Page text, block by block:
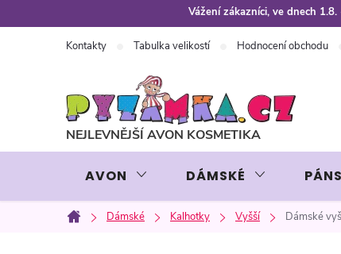
na
Vážení zákazníci, ve dnech
Kontakty Tabulka velikostí Hodnocení obchodu
AVON DÁMSKÉ
Domů
Dámské Kalhotky Vyšší Dámské